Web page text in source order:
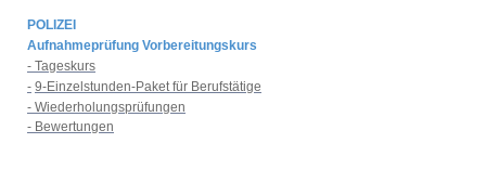
POLIZEI
Aufnahmeprüfung Vorbereitungskurs
- Tageskurs
- 9-Einzelstunden-Paket für Berufstätige
- Wiederholungsprüfungen
- Bewertungen